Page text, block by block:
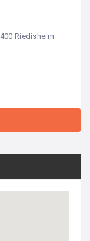
Riedisheim